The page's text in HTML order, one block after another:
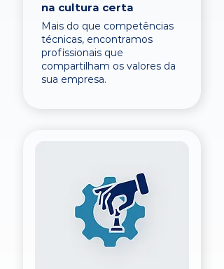
na cultura certa
Mais do que competências
técnicas, encontramos
profissionais que
compartilham os valores da
sua empresa.